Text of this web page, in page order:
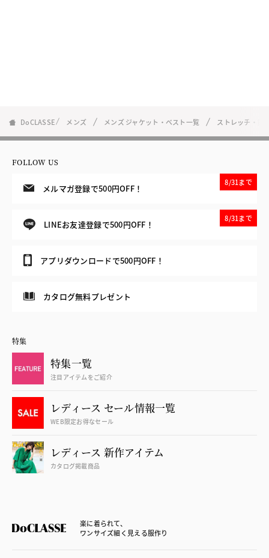
DoCLASSE メンズ メンズ ジャケット・ベスト一覧 ストレッチ・艶
FOLLOW US
メルマガ登録で500円OFF！
8/31まで
LINEお友達登録で500円OFF！
8/31まで
アプリダウンロードで500円OFF！
カタログ無料プレゼント
特集
特集一覧
注目アイテムをご紹介
レディース セール情報一覧
WEB限定お得なセール
レディース 新作アイテム
カタログ掲載商品
楽に着られて、
ワンサイズ細く見える服作り